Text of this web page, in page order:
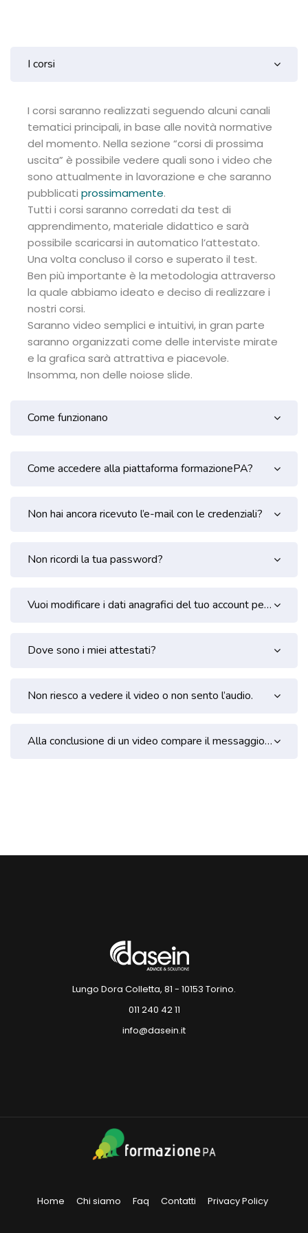
Blocchi
I corsi
I corsi saranno realizzati seguendo alcuni canali
tematici principali, in base alle novità normative
del momento. Nella sezione “corsi di prossima
uscita” è possibile vedere quali sono i video che
sono attualmente in lavorazione e che saranno
pubblicati prossimamente.
Tutti i corsi saranno corredati da test di
apprendimento, materiale didattico e sarà
possibile scaricarsi in automatico l’attestato.
Una volta concluso il corso e superato il test.
Ben più importante è la metodologia attraverso
la quale abbiamo ideato e deciso di realizzare i
nostri corsi.
Saranno video semplici e intuitivi, in gran parte
saranno organizzati come delle interviste mirate
e la grafica sarà attrattiva e piacevole.
Insomma, non delle noiose slide.
Come funzionano
Come accedere alla piattaforma formazionePA?
Non hai ancora ricevuto l’e-mail con le credenziali?
Non ricordi la tua password?
Vuoi modificare i dati anagrafici del tuo account perché inesatti?
Dove sono i miei attestati?
Non riesco a vedere il video o non sento l’audio.
Alla conclusione di un video compare il messaggio di errore.
Blocchi
Lungo Dora Colletta, 81 - 10153 Torino.
011 240 42 11
info@dasein.it
Home Chi siamo Faq Contatti Privacy Policy